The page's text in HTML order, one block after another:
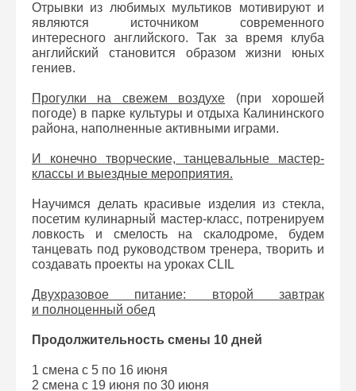
Отрывки из любимых мультиков мотивируют и
являются источником современного
интересного английского. Так за время клуба
английский становится образом жизни юных
гениев.
Прогулки на свежем воздухе (при хорошей
погоде) в парке культуры и отдыха Калининского
района, наполненные активными играми.
И конечно творческие, танцевальные мастер-
классы и выездные мероприятия.
Научимся делать красивые изделия из стекла,
посетим кулинарный мастер-класс, потренируем
ловкость и смелость на скалодроме, будем
танцевать под руководством тренера, творить и
создавать проекты на уроках CLIL
Двухразовое питание: второй завтрак
и полноценный обед
Продолжительность смены 10 дней
1 смена с 5 по 16 июня
2 смена с 19 июня по 30 июня